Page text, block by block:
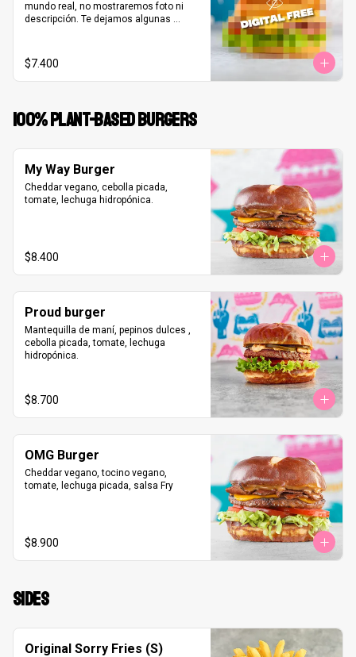
mundo real, no mostraremos foto ni
descripción. Te dejamos algunas
verde pero no es lechuga, es-pera un
dulce sabor caramelizado, Bacon pero
no como lo imaginas, más queso pero
$7.400
100% PLANT-BASED BURGERS
My Way Burger
Cheddar vegano, cebolla picada,
tomate, lechuga hidropónica.
$8.400
Proud burger
Mantequilla de maní, pepinos dulces ,
cebolla picada, tomate, lechuga
hidropónica.
$8.700
OMG Burger
Cheddar vegano, tocino vegano,
tomate, lechuga picada, salsa Fry
$8.900
SIDES
Original Sorry Fries (S)